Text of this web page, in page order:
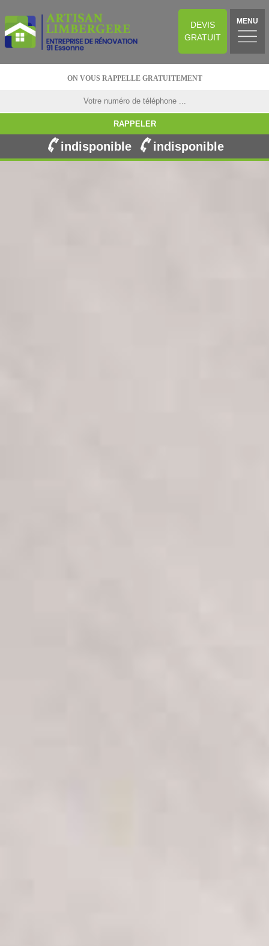
DEVIS
GRATUIT
MENU
ON VOUS RAPPELLE GRATUITEMENT
indisponible indisponible